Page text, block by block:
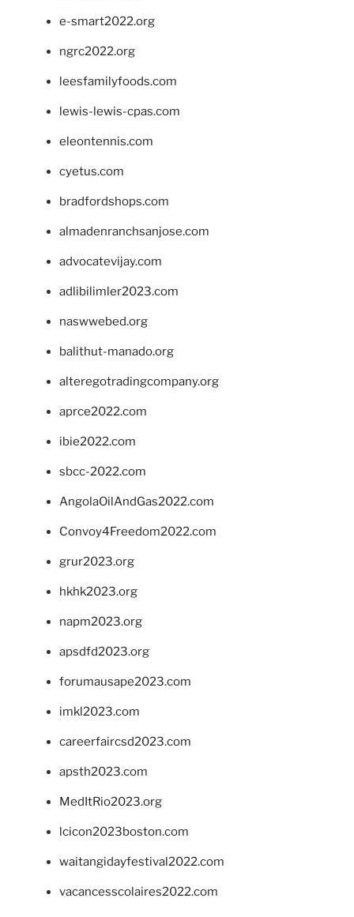
e-smart2022.org
ngrc2022.org
leesfamilyfoods.com
lewis-lewis-cpas.com
eleontennis.com
cyetus.com
bradfordshops.com
almadenranchsanjose.com
advocatevijay.com
adlibilimler2023.com
naswwebed.org
balithut-manado.org
alteregotradingcompany.org
aprce2022.com
ibie2022.com
sbcc-2022.com
AngolaOilAndGas2022.com
Convoy4Freedom2022.com
grur2023.org
hkhk2023.org
napm2023.org
apsdfd2023.org
forumausape2023.com
imkl2023.com
careerfaircsd2023.com
apsth2023.com
MedItRio2023.org
lcicon2023boston.com
waitangidayfestival2022.com
vacancesscolaires2022.com